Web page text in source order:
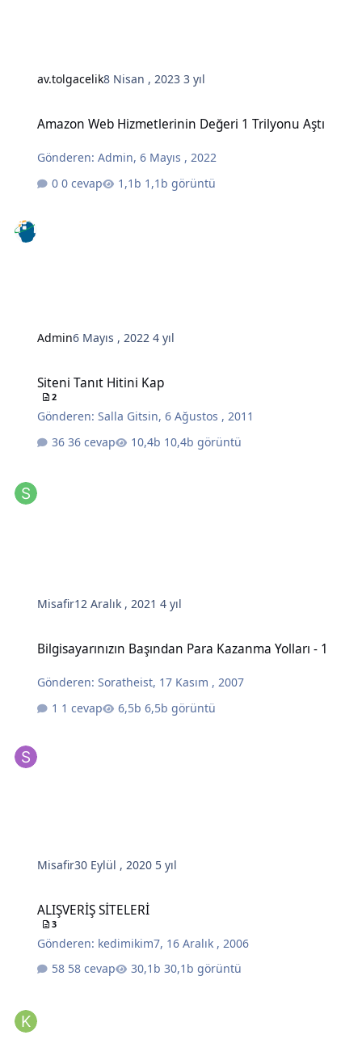
av.tolgacelik8 Nisan , 20233 yıl
Amazon Web Hizmetlerinin Değeri 1 Trilyonu Aştı
Gönderen:Admin,6 Mayıs , 2022
0 cevap
1,1b görüntü
Admin6 Mayıs , 20224 yıl
Siteni Tanıt Hitini Kap
2
Gönderen:Salla Gitsin,6 Ağustos , 2011
36 cevap
10,4b görüntü
Misafir12 Aralık , 20214 yıl
Bilgisayarınızın Başından Para Kazanma Yolları - 1
Gönderen:Soratheist, 17 Kasım , 2007
1 cevap
6,5b görüntü
Misafir30 Eylül , 2020 5 yıl
ALIŞVERİŞ SİTELERİ
3
Gönderen: kedimikim7, 16 Aralık , 2006
58 cevap
30,1b görüntü